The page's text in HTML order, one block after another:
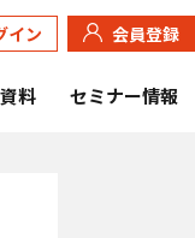
イン 会員登録
料 セミナー情報